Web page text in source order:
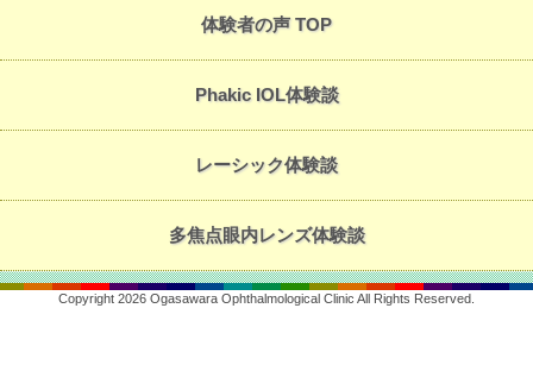
体験者の声 TOP
Phakic IOL体験談
レーシック体験談
多焦点眼内レンズ体験談
Copyright 2026 Ogasawara Ophthalmological Clinic All Rights Reserved.